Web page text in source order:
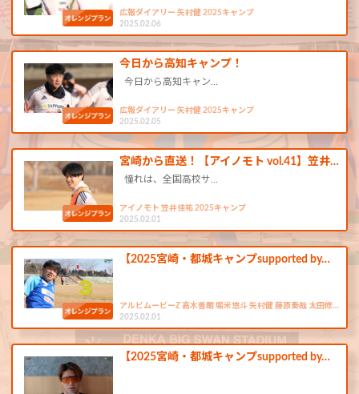
広報ダイアリー 矢村健 2025キャンプ
2025.02.06
今日から高知キャンプ！
今日から高知キャン…
広報ダイアリー 矢村健 2025キャンプ
2025.02.05
宮崎から直送！【アイノモト vol.41】笠井…
憧れは、全国高校サ…
アイノモト 笠井佳祐 2025キャンプ
2025.02.01
【2025宮崎・都城キャンプsupported by…
アルビムービーZ 高木善朗 堀米悠斗 矢村健 藤原奏哉 太田修…
2025.02.01
【2025宮崎・都城キャンプsupported by…